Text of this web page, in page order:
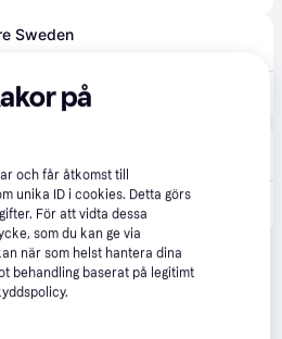
Sweden
på
och får åtkomst till
unika ID i cookies. Detta görs
För att vidta dessa
som du kan ge via
när som helst hantera dina
behandling baserat på legitimt